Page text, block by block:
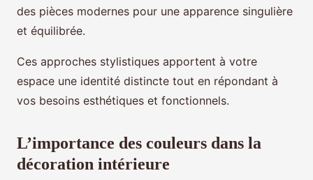
des pièces modernes pour une apparence singulière
et équilibrée.
Ces approches stylistiques apportent à votre
espace une identité distincte tout en répondant à
vos besoins esthétiques et fonctionnels.
L’importance des couleurs dans la
décoration intérieure